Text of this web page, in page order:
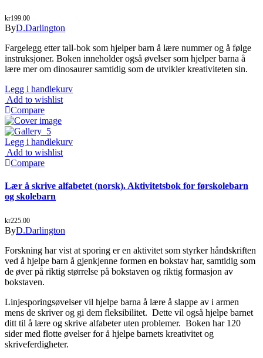
kr199.00
ByD.Darlington
Fargelegg etter tall-bok som hjelper barn å lære nummer og å følge
instruksjoner. Boken inneholder også øvelser som hjelper barna å
lære mer om dinosaurer samtidig som de utvikler kreativiteten sin.
Legg i handlekurv
Add to wishlist
Compare
Legg i handlekurv
Add to wishlist
Compare
Lær å skrive alfabetet (norsk). Aktivitetsbok for førskolebarn
og skolebarn
kr225.00
ByD.Darlington
Forskning har vist at sporing er en aktivitet som styrker håndskriften
ved å hjelpe barn å gjenkjenne formen en bokstav har, samtidig som
de øver på riktig størrelse på bokstaven og riktig formasjon av
bokstaven.
Linjesporingsøvelser vil hjelpe barna å lære å slappe av i armen
mens de skriver og gi dem fleksibilitet. Dette vil også hjelpe barnet
ditt til å lære og skrive alfabeter uten problemer. Boken har 120
sider med flotte øvelser for å hjelpe barnets kreativitet og
skriveferdigheter.